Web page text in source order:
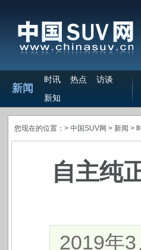
新闻
时讯 热点
访谈
新知
您现在的位置：> 中国SUV网 > 新闻 >
自主纯
2019年